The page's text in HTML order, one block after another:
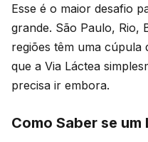
Esse é o maior desafio
grande. São Paulo, Rio,
regiões têm uma cúpula
que a Via Láctea
precisa ir embora.
Como Saber se um